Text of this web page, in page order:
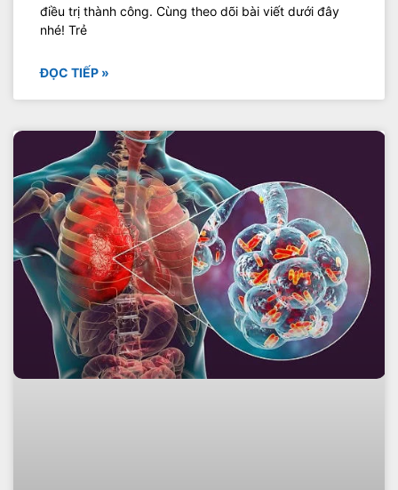
điều trị thành công. Cùng theo dõi bài viết dưới đây
nhé! Trẻ
ĐỌC TIẾP »